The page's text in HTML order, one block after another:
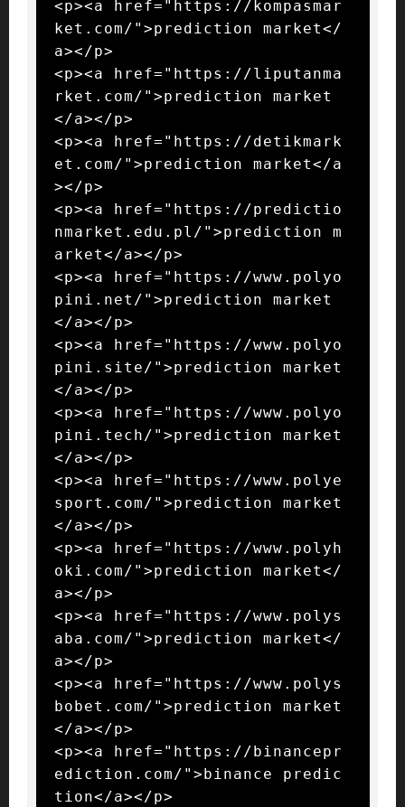
<p><a href="https://kompasmar
ket.com/">prediction market</
a></p>
<p><a href="https://liputanma
rket.com/">prediction market
</a></p>
<p><a href="https://detikmark
et.com/">prediction market</a
></p>
<p><a href="https://predictio
nmarket.edu.pl/">prediction m
arket</a></p>
<p><a href="https://www.polyo
pini.net/">prediction market
</a></p>
<p><a href="https://www.polyo
pini.site/">prediction market
</a></p>
<p><a href="https://www.polyo
pini.tech/">prediction market
</a></p>
<p><a href="https://www.polye
sport.com/">prediction market
</a></p>
<p><a href="https://www.polyh
oki.com/">prediction market</
a></p>
<p><a href="https://www.polys
aba.com/">prediction market</
a></p>
<p><a href="https://www.polys
bobet.com/">prediction market
</a></p>
<p><a href="https://binancepr
ediction.com/">binance predic
tion</a></p>